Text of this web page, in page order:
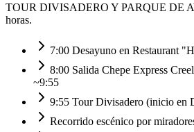
TOUR DIVISADERO Y PARQUE DE
horas.
7:00 Desayuno en Restaurant
8:00 Salida Chepe Express
~9:55
9:55 Tour Divisadero (inicio en
Recorrido escénico por